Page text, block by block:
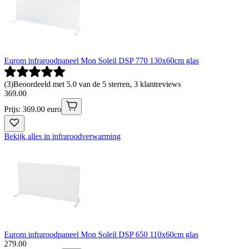
Eurom infraroodpaneel Mon Soleil DSP 770 130x60cm glas
(3)Beoordeeld met 5.0 van de 5 sterren, 3 klantreviews
369.00
Prijs: 369.00 euro
Bekijk alles in infraroodverwarming
Eurom infraroodpaneel Mon Soleil DSP 650 110x60cm glas
279.00